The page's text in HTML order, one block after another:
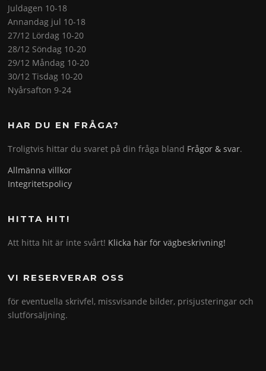
Juldagen 10-18
Annandag jul 10-18
27/12 Lördag 10-20
28/12 Söndag 10-20
29/12 Måndag 10-20
30/12 Tisdag 10-20
Nyårsafton 9-24
HAR DU EN FRÅGA?
Troligtvis hittar du svaret på din fråga bland Frågor & svar.
Allmänna villkor
Integritetspolicy
HITTA HIT!
Att hitta hit är inte svårt! Klicka här för vägbeskrivning!
VI RESERVERAR OSS
för eventuella skrivfel, missvisande bilder, prisjusteringar och
slutförsäljning.